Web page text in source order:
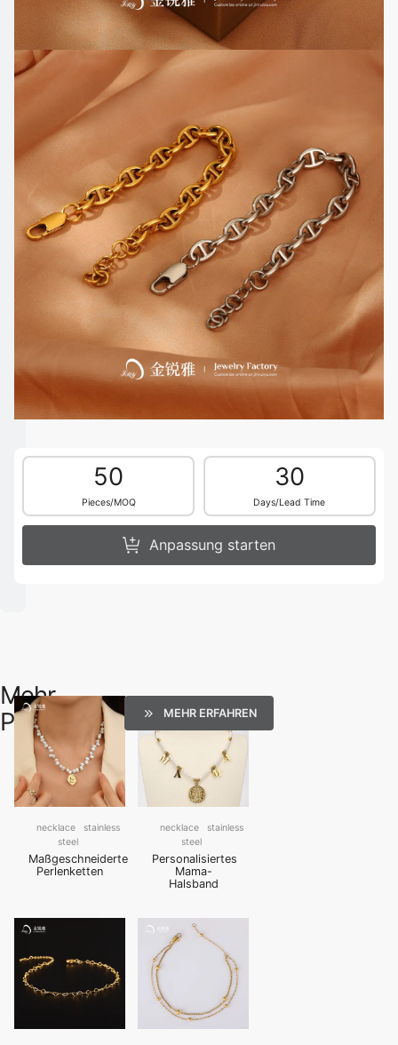
50
Pieces/MOQ
30
Days/Lead Time
Anpassung starten
Mehr
Produkte
necklace
stainless
steel
Maßgeschneiderte
Perlenketten
necklace
stainless
steel
Personalisiertes
Mama-
Halsband
MEHR ERFAHREN